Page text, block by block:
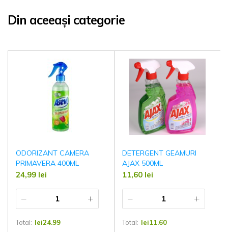
Din aceeași categorie
ODORIZANT CAMERA
PRIMAVERA 400ML
24,99 lei
Total: lei24.99
DETERGENT GEAMURI
AJAX 500ML
11,60 lei
Total: lei11.60